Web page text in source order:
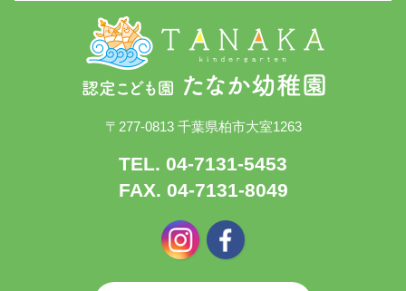
〒277-0813 千葉県柏市大室1263
TEL. 04-7131-5453
FAX. 04-7131-8049